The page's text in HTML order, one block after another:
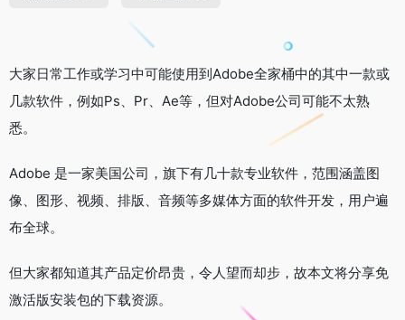
大家日常工作或学习中可能使用到Adobe全家桶中的其中一款或
几款软件，例如Ps、Pr、Ae等，但对Adobe公司可能不太熟
悉。
Adobe 是一家美国公司，旗下有几十款专业软件，范围涵盖图
像、图形、视频、排版、音频等多媒体方面的软件开发，用户遍
布全球。
但大家都知道其产品定价昂贵，令人望而却步，故本文将分享免
激活版安装包的下载资源。